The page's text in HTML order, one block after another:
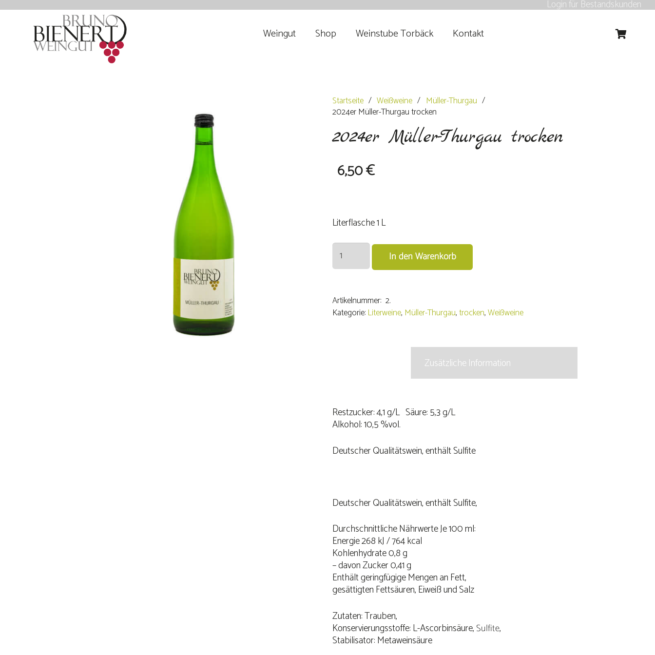
Login für Bestandskunden
Weingut Shop Weinstube Torbäck Kontakt
Startseite / Weißweine / Müller-Thurgau /
2024er Müller-Thurgau trocken
2024er Müller-Thurgau trocken
6,50€
Literflasche 1 L
2024er
Müller-
Thurgau
Menge
In den Warenkorb
Artikelnummer: 2.
Kategorie:Literweine, Müller-Thurgau,trocken,Weißweine
Zusätzliche Information
Restzucker: 4,1 g/L Säure: 5,3 g/L
Alkohol: 10,5 %vol.
Deutscher Qualitätswein, enthält Sulfite
Deutscher Qualitätswein, enthält Sulfite,
Durchschnittliche Nährwerte Je 100 ml:
Energie 268 kJ / 764 kcal
Kohlenhydrate 0,8 g
– davon Zucker 0,41 g
Enthält geringfügige Mengen an Fett,
gesättigten Fettsäuren, Eiweiß und Salz
Zutaten: Trauben,
Konservierungsstoffe: L-Ascorbinsäure,Sulfite,
Stabilisator: Metaweinsäure